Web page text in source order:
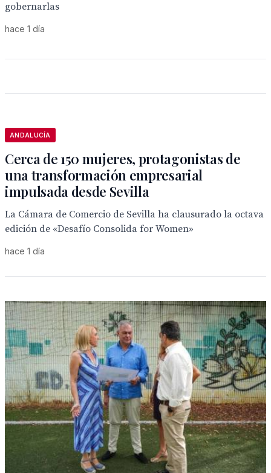
gobernarlas
hace 1 día
ANDALUCÍA
Cerca de 150 mujeres, protagonistas de
una transformación empresarial
impulsada desde Sevilla
La Cámara de Comercio de Sevilla ha clausurado la octava
edición de «Desafío Consolida for Women»
hace 1 día